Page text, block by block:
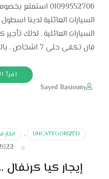
01099552706
السيارات العائلية لدينا
السيارات العائلية . لذلك
فان تكفى حتى 7 اشخاص . بالتالي …
اقرأ
Sayed Basiouny
UNCATEGORIZED
, ايجار
إيجار كيا